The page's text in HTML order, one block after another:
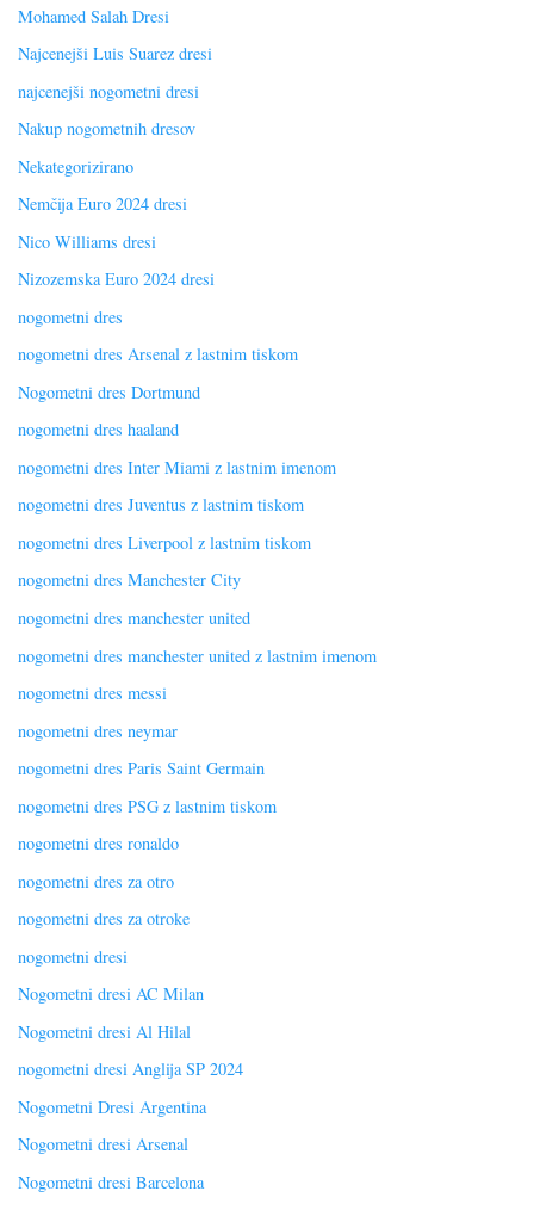
Mohamed Salah Dresi
Najcenejši Luis Suarez dresi
najcenejši nogometni dresi
Nakup nogometnih dresov
Nekategorizirano
Nemčija Euro 2024 dresi
Nico Williams dresi
Nizozemska Euro 2024 dresi
nogometni dres
nogometni dres Arsenal z lastnim tiskom
Nogometni dres Dortmund
nogometni dres haaland
nogometni dres Inter Miami z lastnim imenom
nogometni dres Juventus z lastnim tiskom
nogometni dres Liverpool z lastnim tiskom
nogometni dres Manchester City
nogometni dres manchester united
nogometni dres manchester united z lastnim imenom
nogometni dres messi
nogometni dres neymar
nogometni dres Paris Saint Germain
nogometni dres PSG z lastnim tiskom
nogometni dres ronaldo
nogometni dres za otro
nogometni dres za otroke
nogometni dresi
Nogometni dresi AC Milan
Nogometni dresi Al Hilal
nogometni dresi Anglija SP 2024
Nogometni Dresi Argentina
Nogometni dresi Arsenal
Nogometni dresi Barcelona